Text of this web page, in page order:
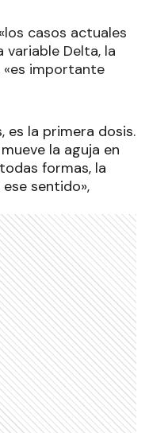
casos actuales
Delta, la
«es importante
es la primera dosis.
la aguja en
formas, la
sentido»,